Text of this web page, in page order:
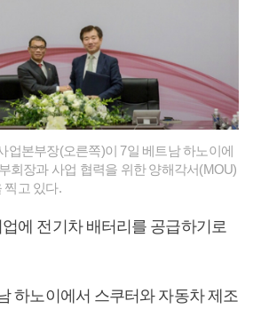
업본부장(오른쪽)이 7일 베트남 하노이에
회장과 사업 협력을 위한 양해각서(MOU)
찍고 있다.
에 전기차 배터리를 공급하기로
하노이에서 스쿠터와 자동차 제조